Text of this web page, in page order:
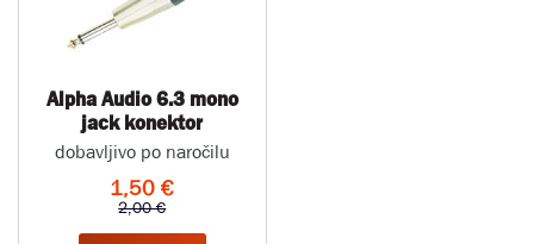
Alpha Audio 6.3 mono
jack konektor
dobavljivo po naročilu
1,50 €
2,00 €